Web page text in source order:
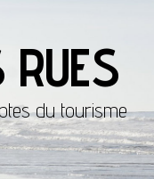
RUES
du tourisme